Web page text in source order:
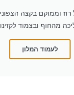
רוז וממוקם בקצה
מהחוף ובצמוד לקזינו
לעמוד המלון